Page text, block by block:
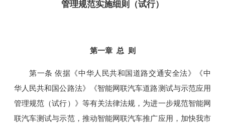
管理规范实施细则（试行）
第一章 总 则
第一条 依据《中华人民共和国道路交通安全法》《中
华人民共和国公路法》《智能网联汽车道路测试与示范应用
管理规范（试行）》等有关法律法规，为进一步规范智能网
联汽车测试与示范，推动智能网联汽车推广应用，加快我市